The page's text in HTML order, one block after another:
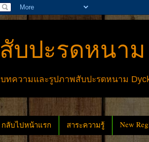
สับปะรดหนา
บทความและรูปภาพสับปะรดหนาม
กลับไปหน้าแรก สาระความรู้ New